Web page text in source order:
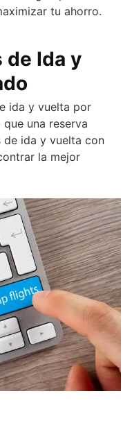
tu ahorro.
de Ida y
ida y vuelta por
una reserva
de ida y vuelta con
la mejor